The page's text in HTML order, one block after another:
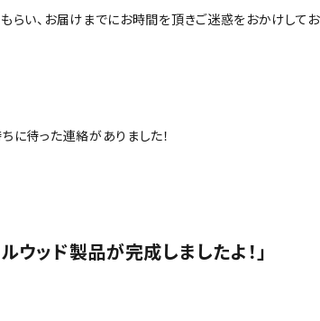
らい、お届けまでにお時間を頂きご迷惑をおかけして
に待った連絡がありました！
ウッド製品が完成しましたよ！」